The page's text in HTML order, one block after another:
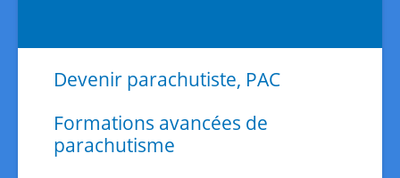
Devenir parachutiste, PAC
Formations avancées de
parachutisme